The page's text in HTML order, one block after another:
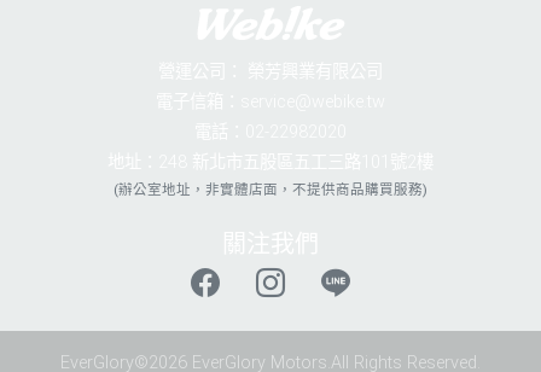
(辦公室地址，非實體店面，不提供商品購買服務)
EverGlory©2026 EverGlory Motors.All Rights Reserved.